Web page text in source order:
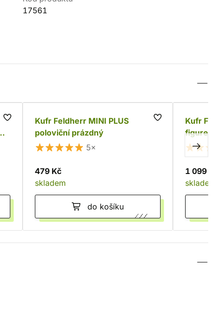
17561
Kufr Feldherr MINI PLUS
poloviční prázdný
5×
479 Kč
skladem
do košíku
Kufr
figurek
1 099 Kč
skladem